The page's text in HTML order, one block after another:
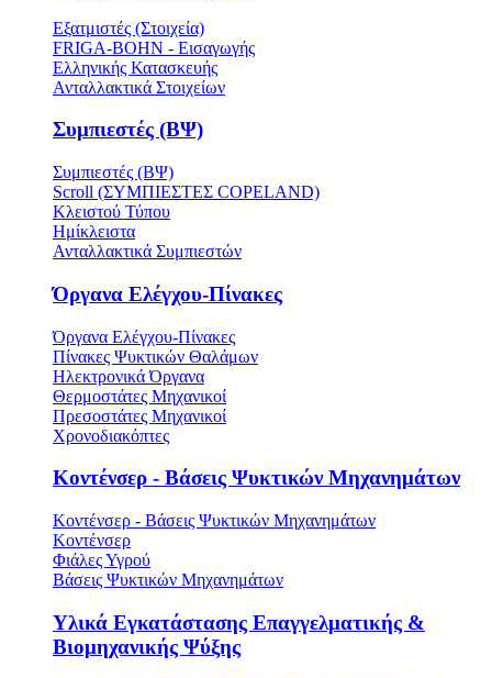
Εξατμιστές (Στοιχεία)
FRIGA-BOHN - Εισαγωγής
Ελληνικής Κατασκευής
Ανταλλακτικά Στοιχείων
Συμπιεστές (ΒΨ)
Συμπιεστές (ΒΨ)
Scroll (ΣΥΜΠΙΕΣΤΕΣ COPELAND)
Κλειστού Τύπου
Ημίκλειστα
Ανταλλακτικά Συμπιεστών
Όργανα Ελέγχου-Πίνακες
Όργανα Ελέγχου-Πίνακες
Πίνακες Ψυκτικών Θαλάμων
Ηλεκτρονικά Όργανα
Θερμοστάτες Μηχανικοί
Πρεσοστάτες Μηχανικοί
Χρονοδιακόπτες
Κοντένσερ - Βάσεις Ψυκτικών Μηχανημάτων
Κοντένσερ - Βάσεις Ψυκτικών Μηχανημάτων
Κοντένσερ
Φιάλες Υγρού
Βάσεις Ψυκτικών Μηχανημάτων
Υλικά Εγκατάστασης Επαγγελματικής &
Βιομηχανικής Ψύξης